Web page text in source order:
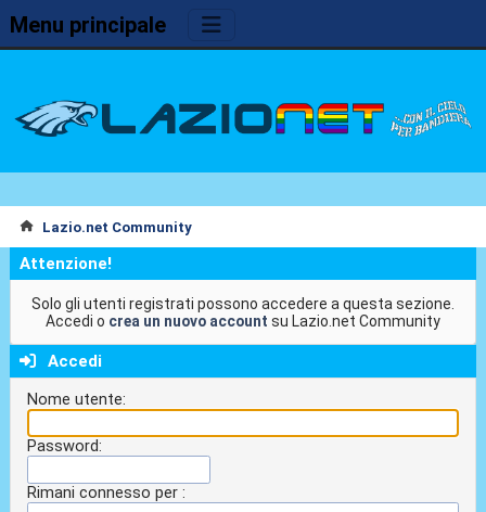
Menu principale
Lazio.net Community
Attenzione!
Solo gli utenti registrati possono accedere a questa sezione.
Accedi o crea un nuovo account su Lazio.net Community
Accedi
Nome utente:
Password:
Rimani connesso per :